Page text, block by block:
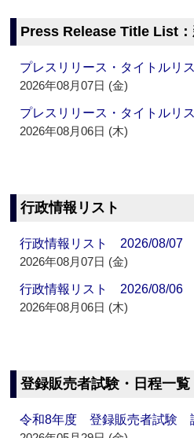
Press Release Title List
プレスリリース・タイトルリ
2026年08月07日 (金)
プレスリリース・タイトルリ
2026年08月06日 (木)
行政情報リスト
行政情報リスト 2026/08/07
2026年08月07日 (金)
行政情報リスト 2026/08/06
2026年08月06日 (木)
登録販売者試験・日程一覧
令和8年度 登録販売者試験